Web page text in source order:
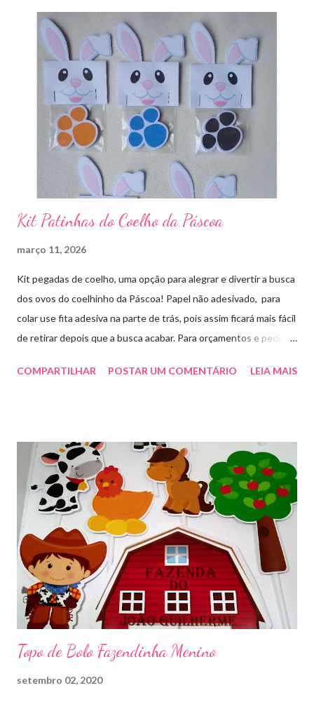
Kit Patinhas do Coelho da Páscoa
março 11, 2026
Kit pegadas de coelho, uma opção para alegrar e divertir a busca
dos ovos do coelhinho da Páscoa! Papel não adesivado, para
colar use fita adesiva na parte de trás, pois assim ficará mais fácil
de retirar depois que a busca acabar. Para orçamentos e pedidos
para baixar o arquivo que fiz para vocês! E peço que
COMPARTILHAR POSTAR UM COMENTÁRIO LEIA MAIS
Topo de Bolo Fazendinha Menino
setembro 02, 2020